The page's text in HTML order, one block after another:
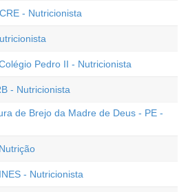
- Nutricionista
Pedro II - Nutricionista
- Nutricionista
de Brejo da Madre de Deus - PE -
- Nutricionista